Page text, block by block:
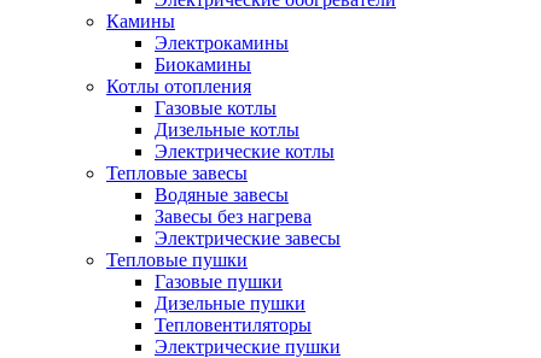
Камины
Электрокамины
Биокамины
Котлы отопления
Газовые котлы
Дизельные котлы
Электрические котлы
Тепловые завесы
Водяные завесы
Завесы без нагрева
Электрические завесы
Тепловые пушки
Газовые пушки
Дизельные пушки
Тепловентиляторы
Электрические пушки